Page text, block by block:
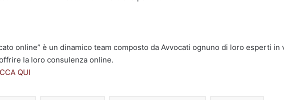
online” è un dinamico team composto da Avvocati ognuno di loro esperti in
la loro consulenza online.
QUI